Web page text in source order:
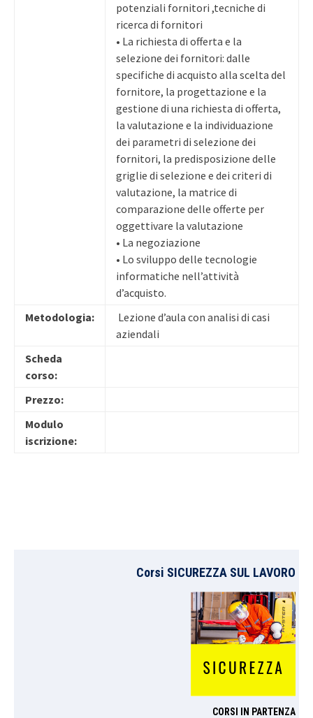
potenziali fornitori ,tecniche di
ricerca di fornitori
• La richiesta di offerta e la
selezione dei fornitori: dalle
specifiche di acquisto alla scelta del
fornitore, la progettazione e la
gestione di una richiesta di offerta,
la valutazione e la individuazione
dei parametri di selezione dei
fornitori, la predisposizione delle
griglie di selezione e dei criteri di
valutazione, la matrice di
comparazione delle offerte per
oggettivare la valutazione
• La negoziazione
• Lo sviluppo delle tecnologie
informatiche nell’attività
d’acquisto.
Metodologia:
Lezione d’aula con analisi di casi
aziendali
Scheda
corso:
Prezzo:
Modulo
iscrizione:
Corsi SICUREZZA SUL LAVORO
CORSI IN PARTENZA